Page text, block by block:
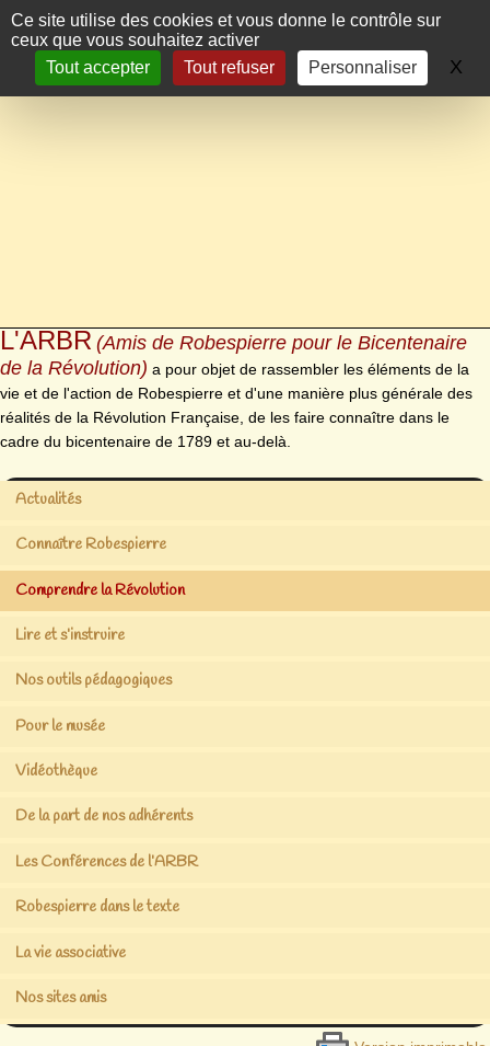
Panneau de gestion des cookies
Ce site utilise des cookies et vous donne le contrôle sur
ceux que vous souhaitez activer
Tout accepter
Tout refuser Personnaliser X
L'ARBR (Amis de Robespierre pour le Bicentenaire
de la Révolution) a pour objet de rassembler les éléments de la
vie et de l'action de Robespierre et d'une manière plus générale des
réalités de la Révolution Française, de les faire connaître dans le
cadre du bicentenaire de 1789 et au-delà.
Actualités
Connaître Robespierre
Comprendre la Révolution
Lire et s’instruire
Nos outils pédagogiques
Pour le musée
Vidéothèque
De la part de nos adhérents
Les Conférences de l’ARBR
Robespierre dans le texte
La vie associative
Nos sites amis